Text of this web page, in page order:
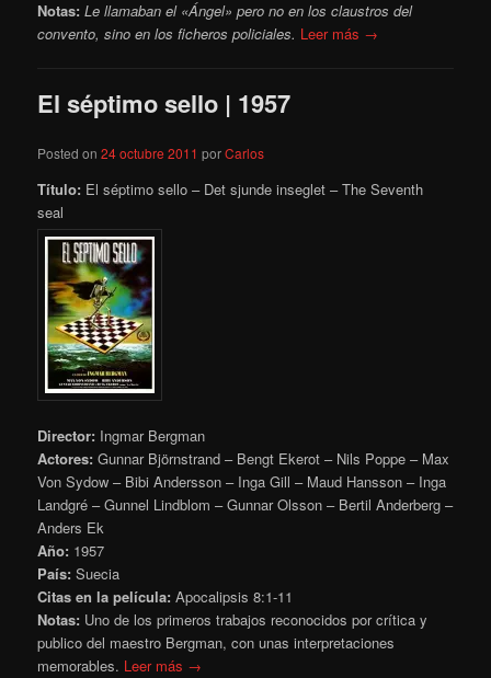
Notas: Le llamaban el «Ángel» pero no en los claustros del
convento, sino en los ficheros policiales. Leer más →
El séptimo sello | 1957
Posted on24 octubre 2011 porCarlos
Título: El séptimo sello – Det sjunde inseglet – The Seventh
seal
Director: Ingmar Bergman
Actores: Gunnar Björnstrand – Bengt Ekerot – Nils Poppe – Max
Von Sydow – Bibi Andersson – Inga Gill – Maud Hansson – Inga
Landgré – Gunnel Lindblom – Gunnar Olsson – Bertil Anderberg –
Anders Ek
Año: 1957
País: Suecia
Citas en la película: Apocalipsis 8:1-11
Notas: Uno de los primeros trabajos reconocidos por crítica y
publico del maestro Bergman, con unas interpretaciones
memorables. Leer más →